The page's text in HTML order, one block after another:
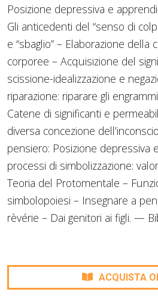
Posizione depressiva e
Gli anticedenti del “senso di
e “sbaglio” – Elaborazione della
corporee – Acquisizione del
scissione-idealizzazione e
riparazione: riparare gli
Catene di significanti e
diversa concezione
pensiero: Posizione depressiva
processi di simbolizzazione:
Teoria del Protomentale –
simbolopoiesi – Insegnare a
rèvérie – Dai genitori ai figli. —
ACQUISTA